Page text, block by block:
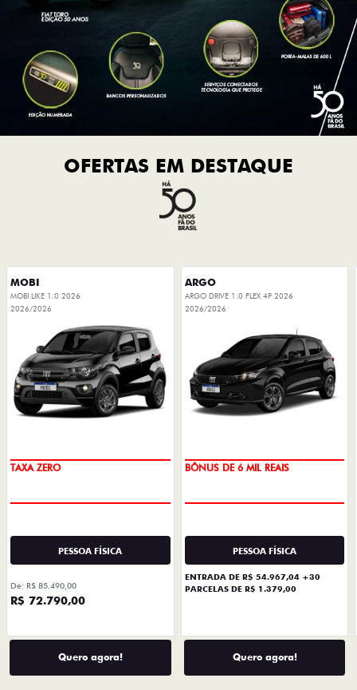
OFERTAS EM DESTAQUE
MOBI
MOBI LIKE 1.0 2026
2026/2026
PREÇO IMPERDÍVEL
PESSOA FÍSICA
De: R$ 85.490,00
R$ 72.790,00
Quero agora!
ARGO
ARGO DRIVE 1.0 FLEX 4P 2026
2026/2026
TAXA ZERO
PESSOA FÍSICA
ENTRADA DE R$ 54.967,04 +30
PARCELAS DE R$ 1.379,00
Quero agora!